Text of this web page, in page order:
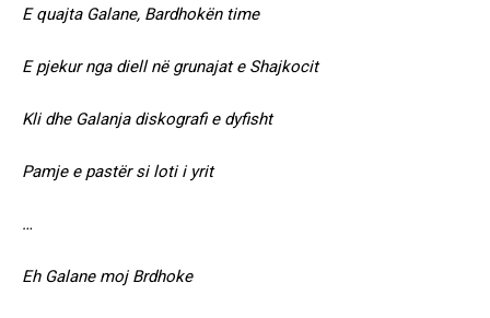
E quajta Galane, Bardhokën time
E pjekur nga diell në grunajat e Shajkocit
Kli dhe Galanja diskografi e dyfisht
Pamje e pastër si loti i yrit
…
Eh Galane moj Brdhoke